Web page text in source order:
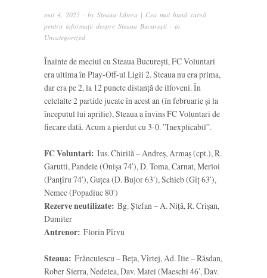
mai 4, 2025 · by Steaua Libera | Cea mai bună sursă
pentru informații despre Steaua București · in
Uncategorized
Înainte de meciul cu Steaua București, FC Voluntari
era ultima în Play-Off-ul Ligii 2. Steaua nu era prima,
dar era pe 2, la 12 puncte distanță de ilfoveni. În
celelalte 2 partide jucate în acest an (în februarie și la
începutul lui aprilie), Steaua a învins FC Voluntari de
fiecare dată. Acum a pierdut cu 3-0. ”Inexplicabil”.
FC Voluntari: Ius. Chirilă – Andreș, Armaș (cpt.), R.
Garutti, Pandele (Onișa 74′), D. Toma, Carnat, Merloi
(Panțîru 74′), Guțea (D. Bujor 63′), Schieb (Gîț 63′),
Nemec (Popadiuc 80′)
Rezerve neutilizate: Bg. Ștefan – A. Niță, R. Crișan,
Dumiter
Antrenor: Florin Pîrvu
Steaua: Frănculescu – Beța, Vîrtej, Ad. Ilie – Răsdan,
Rober Sierra, Nedelea, Dav. Matei (Maeschi 46′, Dav.